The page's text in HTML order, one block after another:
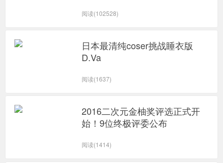
阅读(102528)
日本最清纯coser挑战睡衣版
D.Va
阅读(1637)
2016二次元金柚奖评选正式开
始！9位终极评委公布
阅读(1414)